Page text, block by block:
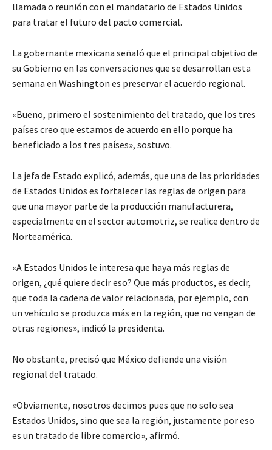
llamada o reunión con el mandatario de Estados Unidos
para tratar el futuro del pacto comercial.
La gobernante mexicana señaló que el principal objetivo de
su Gobierno en las conversaciones que se desarrollan esta
semana en Washington es preservar el acuerdo regional.
«Bueno, primero el sostenimiento del tratado, que los tres
países creo que estamos de acuerdo en ello porque ha
beneficiado a los tres países», sostuvo.
La jefa de Estado explicó, además, que una de las prioridades
de Estados Unidos es fortalecer las reglas de origen para
que una mayor parte de la producción manufacturera,
especialmente en el sector automotriz, se realice dentro de
Norteamérica.
«A Estados Unidos le interesa que haya más reglas de
origen, ¿qué quiere decir eso? Que más productos, es decir,
que toda la cadena de valor relacionada, por ejemplo, con
un vehículo se produzca más en la región, que no vengan de
otras regiones», indicó la presidenta.
No obstante, precisó que México defiende una visión
regional del tratado.
«Obviamente, nosotros decimos pues que no solo sea
Estados Unidos, sino que sea la región, justamente por eso
es un tratado de libre comercio», afirmó.